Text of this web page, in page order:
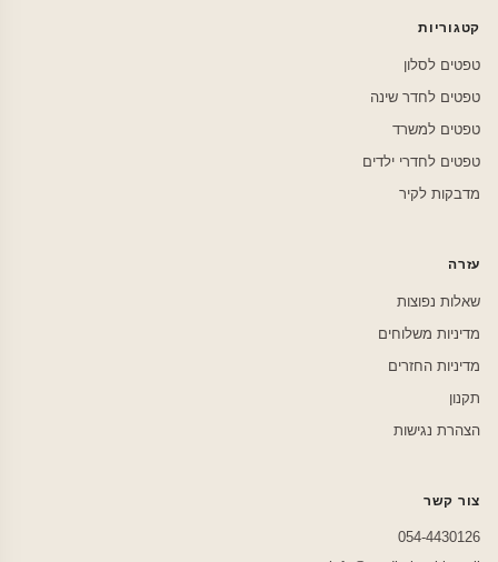
קטגוריות
טפטים לסלון
טפטים לחדר שינה
טפטים למשרד
טפטים לחדרי ילדים
מדבקות לקיר
עזרה
שאלות נפוצות
מדיניות משלוחים
מדיניות החזרים
תקנון
הצהרת נגישות
צור קשר
054-4430126